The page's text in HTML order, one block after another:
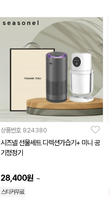
상품번호 824380
시즈넬 선물세트 디렉션가습기+ 미니 공
기청정기
28,400원 ~
스티커무료